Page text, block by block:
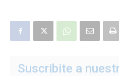
Suscribite a